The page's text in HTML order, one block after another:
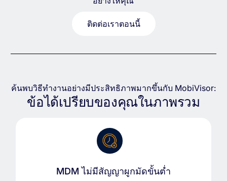
ติดต่อเราตอนนี้
ค้นพบวิธีทำงานอย่างมีประสิทธิภาพมากขึ้นกับ MobiVisor:
ข้อได้เปรียบของคุณในภาพรวม
MDM ไม่มีสัญญาผูกมัดขั้นต่ำ